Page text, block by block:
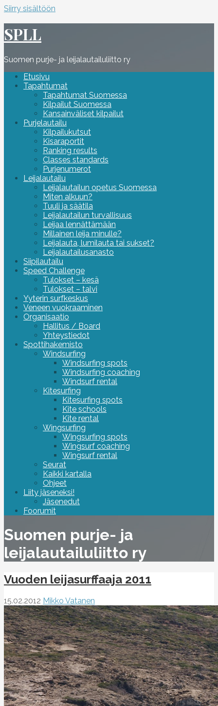
Siirry sisältöön
SPLL
Suomen purje- ja leijalautailuliitto ry
Etusivu
Tapahtumat
Tapahtumat Suomessa
Kilpailut Suomessa
Kansainväliset kilpailut
Purjelautailu
Kilpailukutsut
Kisaraportit
Ranking results
Classes standards
Purjenumerot
Leijalautailu
Leijalautailun opetus Suomessa
Miten alkuun?
Tuuli ja säätila
Leijalautailun turvallisuus
Leijaa lennättämään
Millainen leija minulle?
Leijalauta, lumilauta tai sukset?
Leijalautailusanasto
Siipilautailu
Speed Challenge
Tulokset – kesä
Tulokset – talvi
Yyterin surfkeskus
Veneen vuokraaminen
Organisaatio
Hallitus / Board
Yhteystiedot
Spottihakemisto
Windsurfing
Windsurfing spots
Windsurfing coaching
Windsurf rental
Kitesurfing
Kitesurfing spots
Kite schools
Kite rental
Wingsurfing
Wingsurfing spots
Wingsurf coaching
Wingsurf rental
Seurat
Kaikki kartalla
Ohjeet
Liity jäseneksi!
Jäsenedut
Foorumit
Suomen purje- ja
leijalautailuliitto ry
Vuoden leijasurffaaja 2011
15.02.2012 Mikko Vatanen